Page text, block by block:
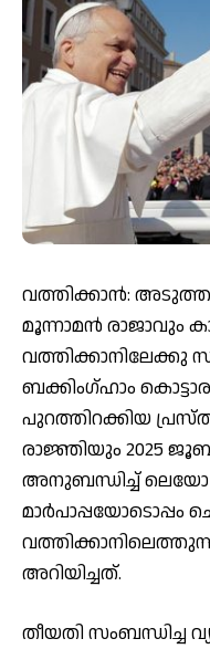
വത്തിക്കാൻ:
മൂന്നാമൻ രാജാവും
വത്തിക്കാനിലേക്കു
ബക്കിംഗ്ഹാം
പുറത്തിറക്കിയ
രാജ്ഞിയും 2025
അനുബന്ധിച്ച് ലെയോ
അറിയിച്ചത്.
തീയതി സംബന്ധിച്ച